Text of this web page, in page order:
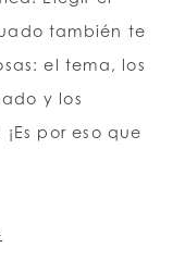
también te
el tema, los
y los
por eso que